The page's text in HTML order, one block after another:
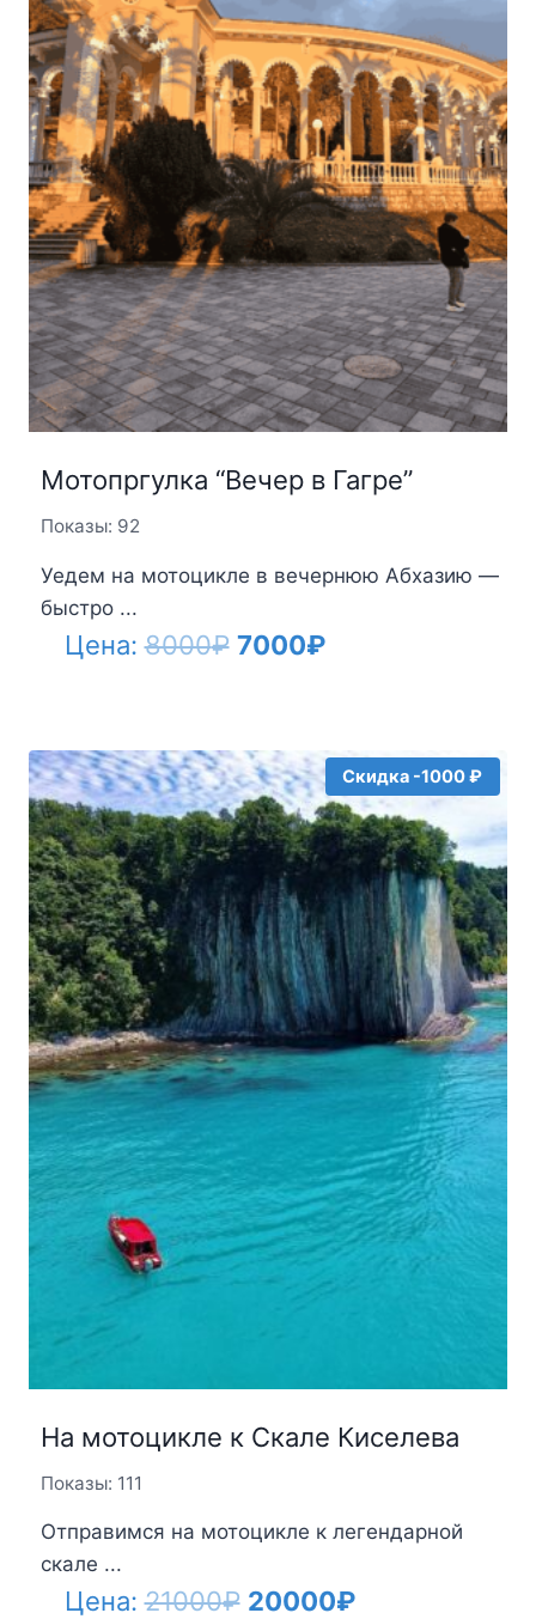
Мотопргулка “Вечер в Гагре”
Показы: 92
Уедем на мотоцикле в вечернюю Абхазию —
быстро ...
Цена:8000₽ Первоначальная
8000₽.
7000₽Текущая
Скидка -1000 ₽
На мотоцикле к Скале Киселева
Показы: 111
Отправимся на мотоцикле к легендарной
скале ...
Цена:21000₽ Первоначальная
20000₽Текущая